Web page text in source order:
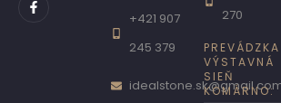
+421 907
245 379
270
VÝSTAVNÁ
SIEŇ
KOMÁRNO: